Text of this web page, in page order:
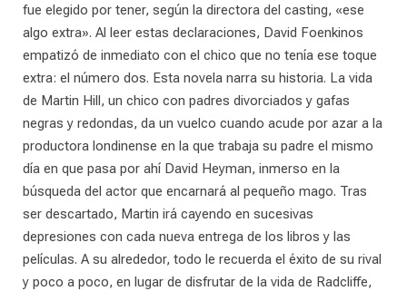
fue elegido por tener, según la directora del casting, «ese
algo extra». Al leer estas declaraciones, David Foenkinos
empatizó de inmediato con el chico que no tenía ese toque
extra: el número dos. Esta novela narra su historia. La vida
de Martin Hill, un chico con padres divorciados y gafas
negras y redondas, da un vuelco cuando acude por azar a la
productora londinense en la que trabaja su padre el mismo
día en que pasa por ahí David Heyman, inmerso en la
búsqueda del actor que encarnará al pequeño mago. Tras
ser descartado, Martin irá cayendo en sucesivas
depresiones con cada nueva entrega de los libros y las
películas. A su alrededor, todo le recuerda el éxito de su rival
y poco a poco, en lugar de disfrutar de la vida de Radcliffe,